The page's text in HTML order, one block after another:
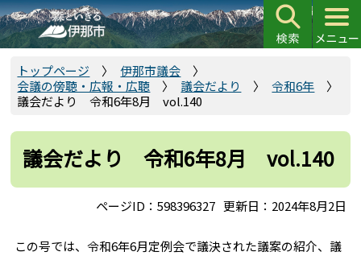
こ
の
ペ
先
トップページ
伊那市議会
会議の傍聴・広報・広聴
議会だより
令和6年
議会だより 令和6年8月 vol.140
議会だより 令和6年8月 vol.140
ページID：598396327 更新日：2024年8月2日
この号では、令和6年6月定例会で議決された議案の紹介、議